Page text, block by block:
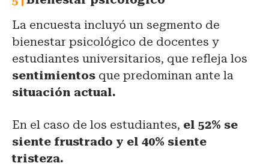
La encuesta incluyó un segmento de
bienestar psicológico de docentes y
estudiantes universitarios, que refleja los
sentimientos que predominan ante la
situación actual.
En el caso de los estudiantes, el 52% se
siente frustrado y el 40% siente
tristeza.